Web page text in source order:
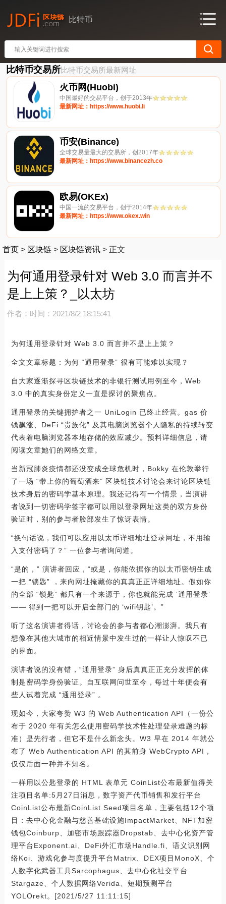
比特币
比特币交易所比特币交易所最新网址
火币网(Huobi)
中国最好的交易平台，创于2013年
最新网址：https://www.huobi.li
币安(Binance)
全球交易量最大的交易所，创2017年
最新网址：https://www.binancezh.co
欧易(OKEx)
中国一流的交易平台，创于2014年
最新网址：https://www.okex.win
首页 > 区块链 > 区块链资讯 > 正文
为何通用登录针对 Web 3.0 而言并不
是上上策？_以太坊
作者： 时间：2021/8/2 18:15:41
为何通用登录针对 Web 3.0 而言并不是上上策？
全文文章标题：为何 “通用登录” 很有可能难以实现？
自大家逐渐探寻区块链技术的非银行测试用例至今，Web
3.0 中的真实身份定义一直是探讨的聚焦点。
通用登录的关键拥护者之一 UniLogin 已终止经营。gas 价
钱飙涨、DeFi “贵族化” 及其电脑浏览器个人隐私的持续转变
代表着电脑浏览器本地存储的效应减少。预料详细信息，请
阅读文章她们的网络文章。
当新冠肺炎疫情都还没变成全球危机时，Bokky 在伦敦举行
了一场 “带上你的葡萄酒来” 区块链技术讨论会来讨论区块链
技术身后的密码学基本原理。我还记得有一个情景，当演讲
者说到一切密码学签字都可以用以登录网址这类的双方身份
验证时，别的参与者脸部发生了惊讶表情。
“换句话说，我们可以应用以太币详细地址登录网址，不用输
入支付密码了？” 一位参与者询问道。
“是的，” 演讲者回应，“或是，你能依据你的以太币密钥生成
一把 “锁匙” ，来向网址掩藏你的真真正正详细地址。假如你
的全部 “锁匙” 都只有一个来源于，你也就能完成 ‘通用登录’
—— 得到一把可以开启全部门的 ‘wifi钥匙’。”
听了这名演讲者得话，讨论会的参与者都心潮澎湃。我只有
想像在其他大城市的相近情景中发生过的一样让人惊叹不已
的界面。
演讲者说的没有错，“通用登录” 身后真真正正充分发挥的体
制是密码学身份验证。自互联网问世至今，每过十年便会有
些人试着完成 “通用登录” 。
现如今，大家夸赞 W3 的 Web Authentication API（一份公
布于 2020 年有关怎么使用密码学技术性处理登录难题的标
准）是先行者，但它不是什么新念头。W3 早在 2014 年就公
布了 Web Authentication API 的其前身 WebCrypto API，
仅仅后面一种并不知名。
一样用以公匙登录的 HTML 表单元 CoinList公布最新值得关
注项目名单:5月27日消息，数字资产代币销售和发行平台
CoinList公布最新CoinList Seed项目名单，主要包括12个项
目：去中心化金融与慈善基础设施ImpactMarket、NFT加密
钱包Coinburp、加密市场跟踪器Dropstab、去中心化资产管
理平台Exponent.ai、DeFi外汇市场Handle.fi、语义识别网
络Koi、游戏化参与度提升平台Matrix、DEX项目MonoX、个
人数字化武器工具Sarcophagus、去中心化社交平台
Stargaze、个人数据网络Verida、短期预测平台
YOLOrekt。[2021/5/27 11:11:15]